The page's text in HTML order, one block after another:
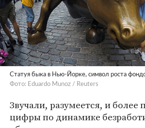
Статуя быка в Нью-Йорке, символ роста
Фото: Eduardo Munoz / Reuters
Звучали, разумеется, и более
цифры по динамике